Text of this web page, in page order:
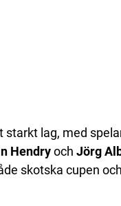
starkt lag, med
Hendryoch Jörg
skotska cupen